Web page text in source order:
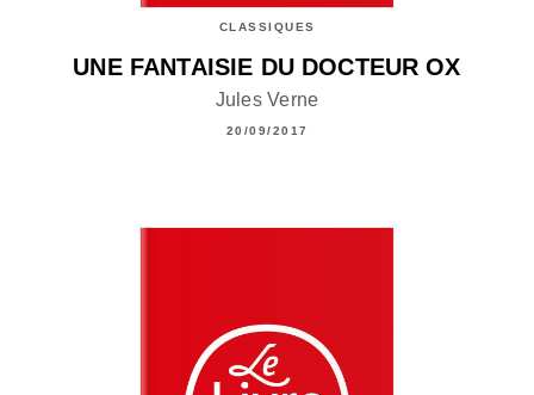
CLASSIQUES
UNE FANTAISIE DU DOCTEUR OX
Jules Verne
20/09/2017